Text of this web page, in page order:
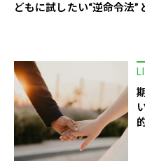
どもに試したい“逆命令法”